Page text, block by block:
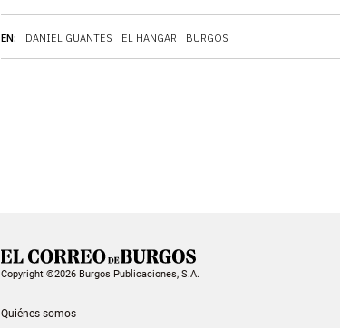
EN: DANIEL GUANTES EL HANGAR BURGOS
Copyright ©2026 Burgos Publicaciones, S.A.
Quiénes somos